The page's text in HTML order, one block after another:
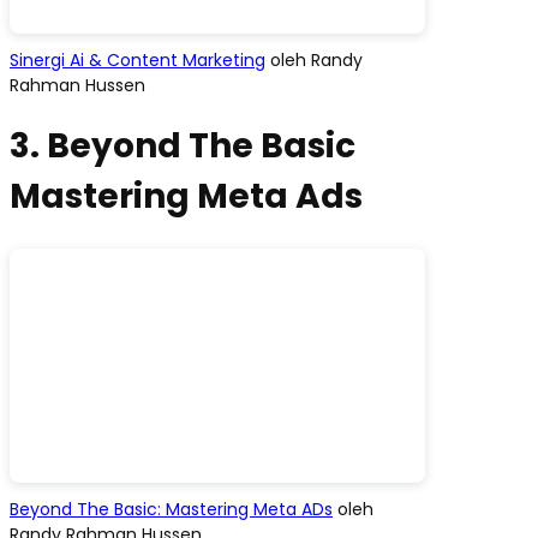
Sinergi Ai & Content Marketing oleh Randy
Rahman Hussen
3. Beyond The Basic
Mastering Meta Ads
Beyond The Basic: Mastering Meta ADs oleh